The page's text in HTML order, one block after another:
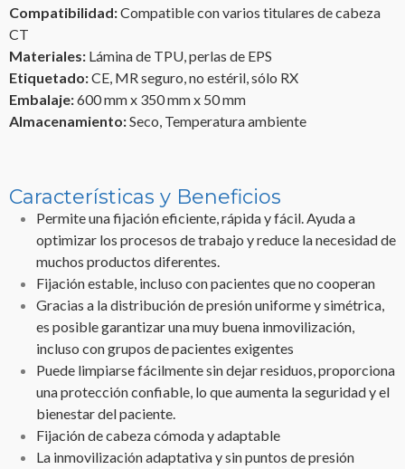
Compatibilidad:Compatible con varios titulares de cabeza
CT
Materiales: Lámina de TPU, perlas de EPS
Etiquetado:CE, MR seguro, no estéril, sólo RX
Embalaje:600 mm x 350 mm x 50 mm
Almacenamiento:Seco, Temperatura ambiente
Características y Beneficios
Permite una fijación eficiente, rápida y fácil. Ayuda a
optimizar los procesos de trabajo y reduce la necesidad de
muchos productos diferentes.
Fijación estable, incluso con pacientes que no cooperan
Gracias a la distribución de presión uniforme y simétrica,
es posible garantizar una muy buena inmovilización,
incluso con grupos de pacientes exigentes
Puede limpiarse fácilmente sin dejar residuos, proporciona
una protección confiable, lo que aumenta la seguridad y el
bienestar del paciente.
Fijación de cabeza cómoda y adaptable
La inmovilización adaptativa y sin puntos de presión